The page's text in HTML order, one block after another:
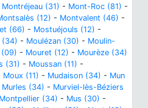
Montréjeau (31) - Mont-Roc (81) -
(12) - Montvalent (46) -
(66) - Mostuéjouls (12) -
(34) - Moulézan (30) - Moulin-
(09) - Mouret (12) - Mourèze (34)
(31) - Moussan (11) -
Moux (11) - Mudaison (34) - Mun
Murles (34) - Murviel-lès-Béziers
(34) - Mus (30) -